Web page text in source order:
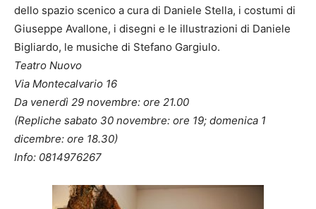
dello spazio scenico a cura di Daniele Stella, i costumi di
Giuseppe Avallone, i disegni e le illustrazioni di Daniele
Bigliardo, le musiche di Stefano Gargiulo.
Teatro Nuovo
Via Montecalvario 16
Da venerdì 29 novembre: ore 21.00
(Repliche sabato 30 novembre: ore 19; domenica 1
dicembre: ore 18.30)
Info: 0814976267